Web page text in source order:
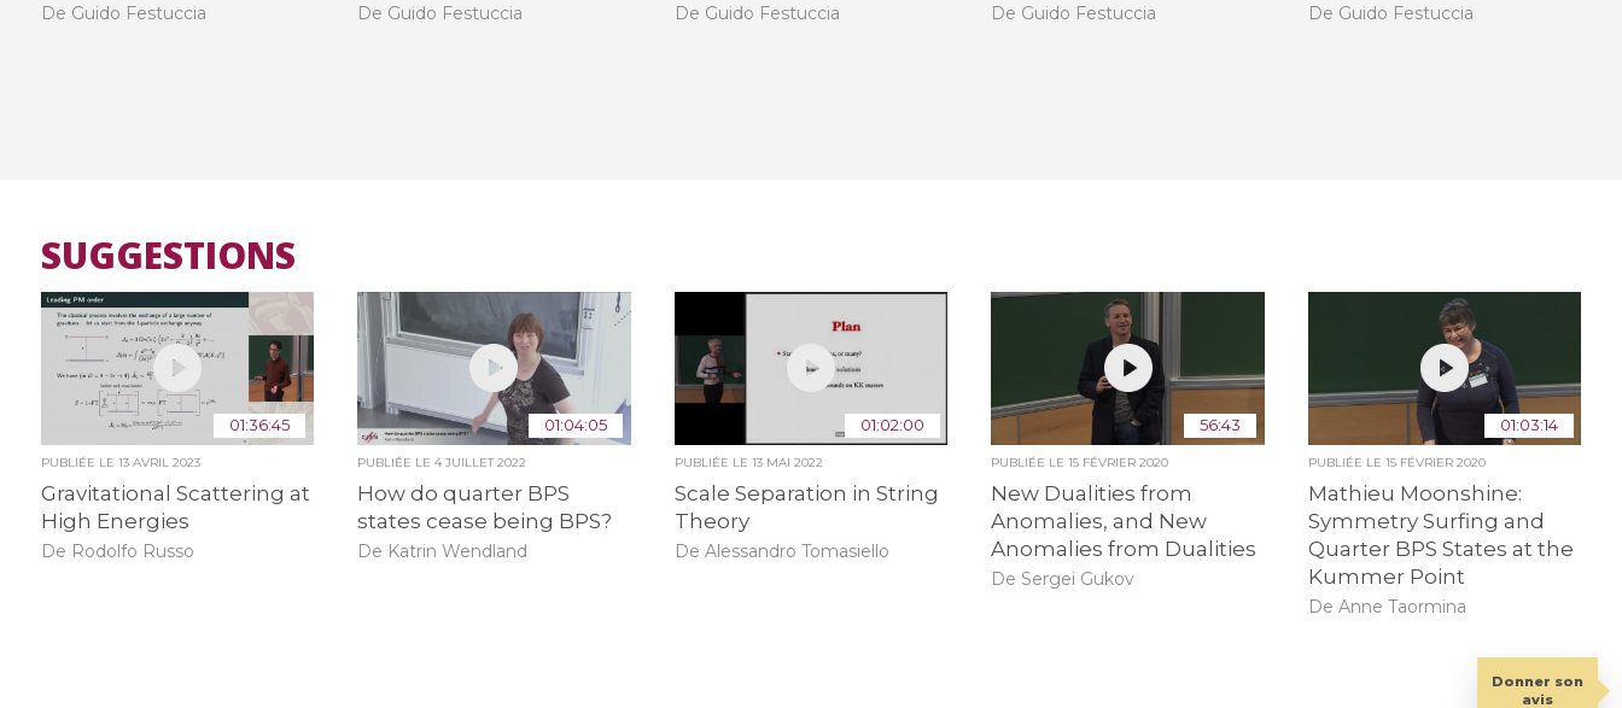
De Guido Festuccia De Guido Festuccia De Guido Festuccia De Guido Festuccia De Guido Festuccia
SUGGESTIONS
01:36:45
PUBLIÉE LE 13 AVRIL 2023
Gravitational Scattering at
High Energies
De Rodolfo Russo
01:04:05
PUBLIÉE LE4 JUILLET 2022
How do quarter BPS
states cease being BPS?
De Katrin Wendland
01:02:00
PUBLIÉE LE 13 MAI 2022
Scale Separation in String
Theory
De Alessandro Tomasiello
56:43
PUBLIÉE LE15 FÉVRIER 2020
New Dualities from
Anomalies, and New
Anomalies from Dualities
De Sergei Gukov
01:03:14
PUBLIÉE LE 15 FÉVRIER 2020
Mathieu Moonshine:
Symmetry Surfing and
Quarter BPS States at the
Kummer Point
De Anne Taormina
Donner son
avis